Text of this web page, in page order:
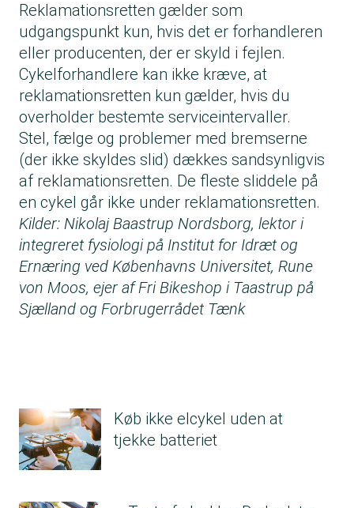
Reklamationsretten gælder som
udgangspunkt kun, hvis det er forhandleren
eller producenten, der er skyld i fejlen.
Cykelforhandlere kan ikke kræve, at
reklamationsretten kun gælder, hvis du
overholder bestemte serviceintervaller.
Stel, fælge og problemer med bremserne
(der ikke skyldes slid) dækkes sandsynligvis
af reklamationsretten. De fleste sliddele på
en cykel går ikke under reklamationsretten.
Kilder: Nikolaj Baastrup Nordsborg, lektor i
integreret fysiologi på Institut for Idræt og
Ernæring ved Københavns Universitet, Rune
von Moos, ejer af Fri Bikeshop i Taastrup på
Sjælland og Forbrugerrådet Tænk
Køb ikke elcykel uden at
tjekke batteriet